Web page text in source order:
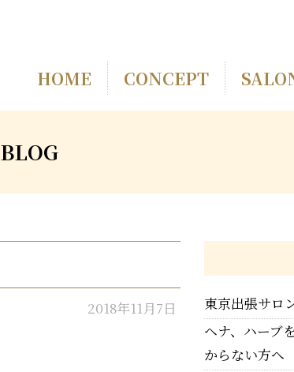
HOME CONCEPT
BLOG
2018年11月7日
東京出張サロ
ヘナ、ハーブ
からない方へ